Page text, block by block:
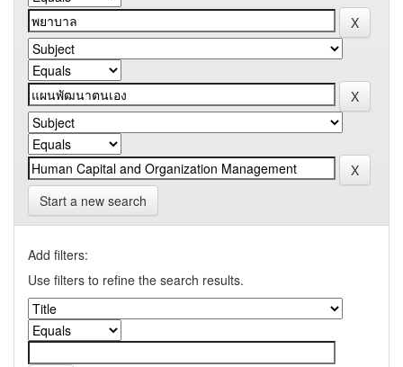
Start a new search
Add filters:
Use filters to refine the search results.